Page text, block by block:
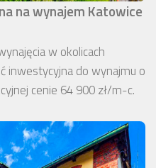
na wynajem Katowice
w okolicach
inwestycyjna do wynajmu o
cenie 64 900 zł/m-c.